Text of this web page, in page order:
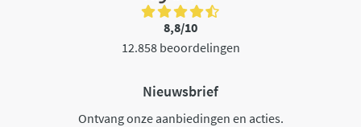
8,8/10
12.858 beoordelingen
Nieuwsbrief
Ontvang onze aanbiedingen en acties.